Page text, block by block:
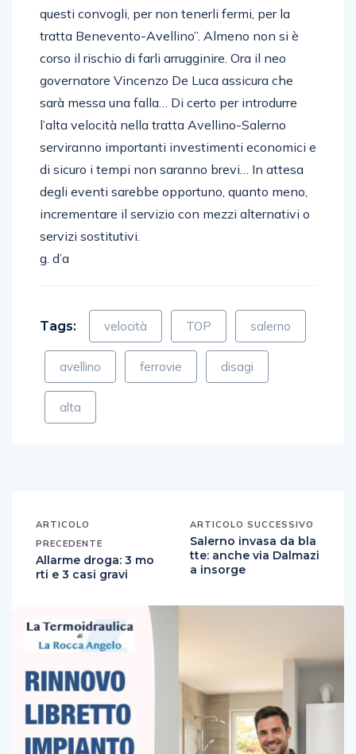
questi convogli, per non tenerli fermi, per la
tratta Benevento-Avellino”. Almeno non si è
corso il rischio di farli arrugginire. Ora il neo
governatore Vincenzo De Luca assicura che
sarà messa una falla… Di certo per introdurre
l’alta velocità nella tratta Avellino-Salerno
serviranno importanti investimenti economici e
di sicuro i tempi non saranno brevi… In attesa
degli eventi sarebbe opportuno, quanto meno,
incrementare il servizio con mezzi alternativi o
servizi sostitutivi.
g. d’a
Tags: velocità TOP salerno
avellino ferrovie disagi
alta
ARTICOLO
PRECEDENTE
Allarme droga: 3 mo
rti e 3 casi gravi
ARTICOLO SUCCESSIVO
Salerno invasa da bla
tte: anche via Dalmazi
a insorge